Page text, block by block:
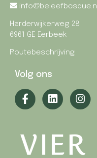
info@beleefbosque.nl
Harderwijkerweg 28
6961 GE Eerbeek
Routebeschrijving
Volg ons